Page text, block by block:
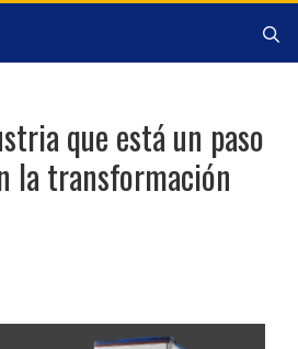
que está un paso
la transformación